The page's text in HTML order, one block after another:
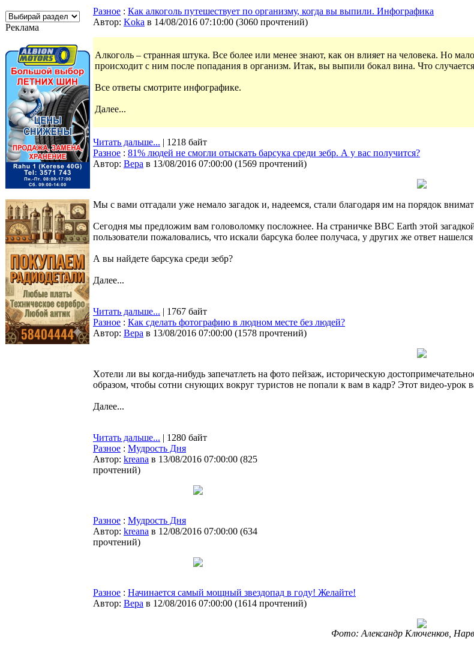
Реклама
Разное : Как алкоголь путешествует по организму, когда вы выпили. Инфографика
Автор: Koka в 14/08/2016 07:10:00 (3060 прочтений)
Алкоголь – странная штука. Все более или менее знают, как он влияет на человека. Но
происходит с ним после попадания в организм. Итак, вы выпили бокал вина. Что
Все ответы смотрите инфографике.
Далее...
Читать дальше... | 1218 байт
Разное : 81% людей не смогли отыскать барсука среди зебр. А у вас получится?
Автор: Bepa в 13/08/2016 07:00:00 (1569 прочтений)
Мы с вами отгадали уже немало загадок и, надеемся, стали благодаря им на порядок
Сегодня мы предложим вам головоломку посложнее. На страничке BBC Earth этой
пользователи пожаловались, что искали барсука более получаса, у других же ответ
А вы найдете барсука среди зебр?
Далее...
Читать дальше... | 1767 байт
Разное : Как сделать фотографию в людном месте без людей?
Автор: Bepa в 13/08/2016 07:00:00 (1578 прочтений)
Xотели ли вы когда-нибудь запечатлеть на фото пейзаж, историческую
образом, чтобы сотни снующих вокруг туристов не попали к вам в кадр? Этот видео-урок
Далее...
Читать дальше... | 1280 байт
Разное : Мудрость Дня
Автор: kreana в 13/08/2016 07:00:00 (825
прочтений)
Разное : Мудрость Дня
Автор: kreana в 12/08/2016 07:00:00 (634
прочтений)
Разное : Начинается самый мощный звездопад в году! Желайте!
Автор: Bepa в 12/08/2016 07:00:00 (1614 прочтений)
Фото: Александр Ключенков,